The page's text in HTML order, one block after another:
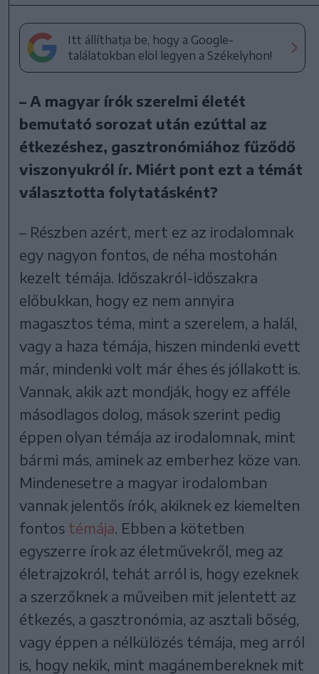
Itt állíthatja be, hogy a Google-
találatokban elöl legyen a Székelyhon!
– A magyar írók szerelmi életét
bemutató sorozat után ezúttal az
étkezéshez, gasztronómiához fűződő
viszonyukról ír. Miért pont ezt a témát
választotta folytatásként?
– Részben azért, mert ez az irodalomnak
egy nagyon fontos, de néha mostohán
kezelt témája. Időszakról-időszakra
előbukkan, hogy ez nem annyira
magasztos téma, mint a szerelem, a halál,
vagy a haza témája, hiszen mindenki evett
már, mindenki volt már éhes és jóllakott is.
Vannak, akik azt mondják, hogy ez afféle
másodlagos dolog, mások szerint pedig
éppen olyan témája az irodalomnak, mint
bármi más, aminek az emberhez köze van.
Mindenesetre a magyar irodalomban
vannak jelentős írók, akiknek ez kiemelten
fontos témája. Ebben a kötetben
egyszerre írok az életművekről, meg az
életrajzokról, tehát arról is, hogy ezeknek
a szerzőknek a műveiben mit jelentett az
étkezés, a gasztronómia, az asztali bőség,
vagy éppen a nélkülözés témája, meg arról
is, hogy nekik, mint magánembereknek mit